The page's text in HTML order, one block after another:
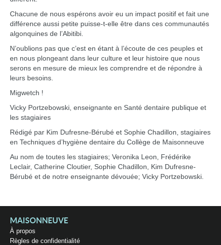
Chacune de nous espérons avoir eu un impact positif et fait une
différence aussi petite puisse-t-elle être dans ces communautés
algonquines de l’Abitibi.
N’oublions pas que c’est en étant à l’écoute de ces peuples et
en nous plongeant dans leur culture et leur histoire que nous
serons en mesure de mieux les comprendre et de répondre à
leurs besoins.
Migwetch !
Vicky Portzebowski, enseignante en Santé dentaire publique et
les stagiaires
Rédigé par Kim Dufresne-Bérubé et Sophie Chadillon, stagiaires
en Techniques d’hygiène dentaire du Collège de Maisonneuve
Au nom de toutes les stagiaires; Veronika Leon, Frédérike
Leclair, Catherine Cloutier, Sophie Chadillon, Kim Dufresne-
Bérubé et de notre enseignante dévouée; Vicky Portzebowski.
MAISONNEUVE
À propos
Règles de confidentialité